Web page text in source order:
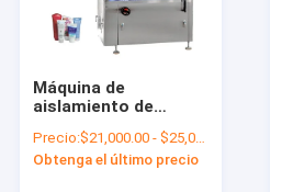
Máquina de
aislamiento de
tubo suave para el
champú poner crema
Precio:$21,000.00 - $25,000.00/Sets
Obtenga el último precio